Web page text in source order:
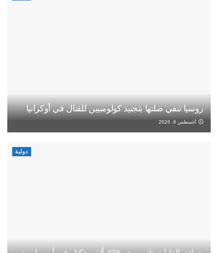
روسيا تنفي صلتها بتجنيد كولومبيين للقتال في أوكرانيا
أغسطس 6, 2026
دولية